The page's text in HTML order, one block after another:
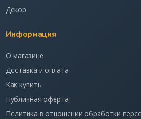
Декор
Информация
О магазине
Доставка и оплата
Как купить
Публичная оферта
Политика в отношении обработки